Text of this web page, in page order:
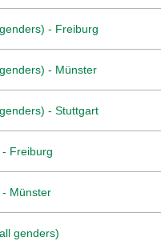
- Freiburg
- Münster
- Stuttgart
Freiburg
Münster
genders)